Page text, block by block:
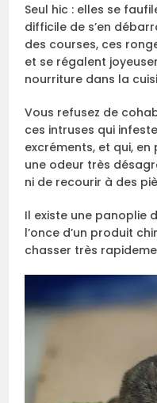
Seul hic : elles se
difficile de s’en
des courses, ces
et se régalent
nourriture dans la
Vous refusez de
ces intruses qui
excréments, et qui,
une odeur très
ni de recourir à des
Il existe une panoplie
l’once d’un produit
chasser très